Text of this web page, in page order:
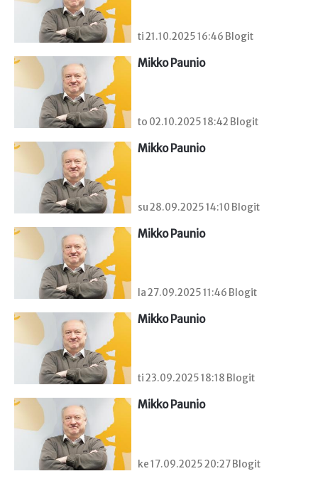
ti 21.10.2025 16:46 Blogit
Mikko Paunio
to 02.10.2025 18:42 Blogit
Mikko Paunio
su 28.09.2025 14:10 Blogit
Mikko Paunio
la 27.09.2025 11:46 Blogit
Mikko Paunio
ti 23.09.2025 18:18 Blogit
Mikko Paunio
ke 17.09.2025 20:27 Blogit